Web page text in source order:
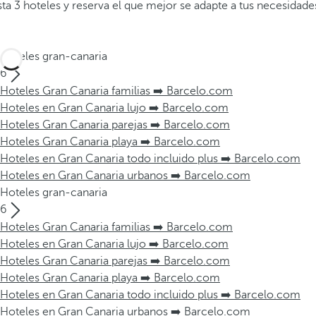
3 hoteles y reserva el que mejor se adapte a tus
Hoteles gran-canaria
6
Hoteles Gran Canaria familias ➡️ Barcelo.com
Hoteles en Gran Canaria lujo ➡️ Barcelo.com
Hoteles Gran Canaria parejas ➡️ Barcelo.com
Hoteles Gran Canaria playa ➡️ Barcelo.com
Hoteles en Gran Canaria todo incluido plus ➡️ Barcelo.com
Hoteles en Gran Canaria urbanos ➡️ Barcelo.com
Hoteles gran-canaria
6
Hoteles Gran Canaria familias ➡️ Barcelo.com
Hoteles en Gran Canaria lujo ➡️ Barcelo.com
Hoteles Gran Canaria parejas ➡️ Barcelo.com
Hoteles Gran Canaria playa ➡️ Barcelo.com
Hoteles en Gran Canaria todo incluido plus ➡️ Barcelo.com
Hoteles en Gran Canaria urbanos ➡️ Barcelo.com